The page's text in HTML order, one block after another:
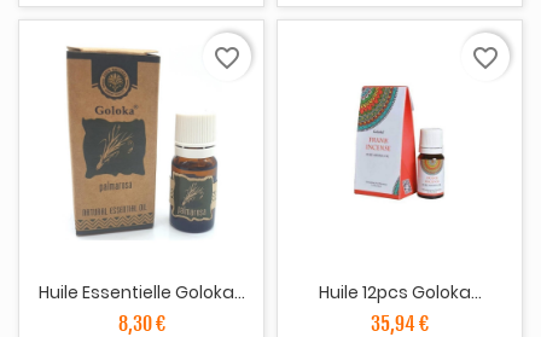
Huile Essentielle Goloka...
8,30 €
favorite_border
Huile 12pcs Goloka...
35,94 €
favorite_border